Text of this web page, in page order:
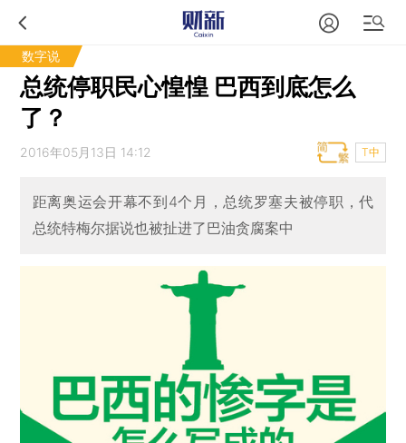
数字说
总统停职民心惶惶 巴西到底怎么
了？
2016年05月13日 14:12 T中
距离奥运会开幕不到4个月，总统罗塞夫被停职，代
总统特梅尔据说也被扯进了巴油贪腐案中